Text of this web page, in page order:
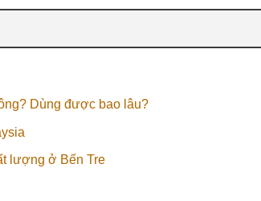
Dùng được bao lâu?
lượng ở Bến Tre